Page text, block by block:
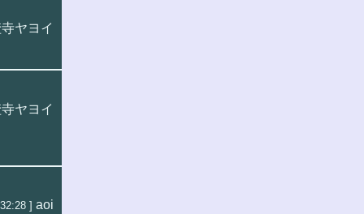
ヤヨイ
ヤヨイ
] aoi